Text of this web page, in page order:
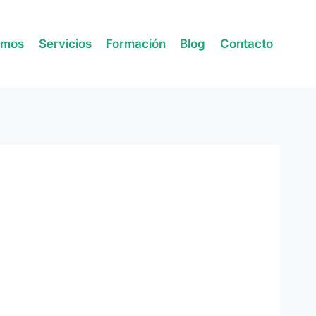
Servicios Formación Blog Contacto